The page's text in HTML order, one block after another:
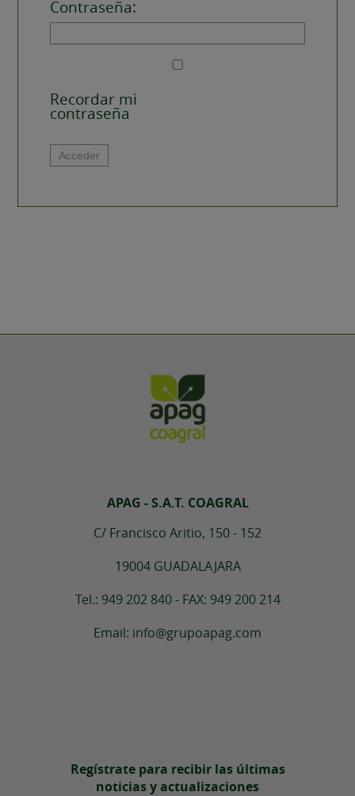
Contraseña:
Recordar mi
contraseña
Alternative:
Acceder
APAG - S.A.T. COAGRAL
C/ Francisco Aritio, 150 - 152
19004 GUADALAJARA
Tel.: 949 202 840 - FAX: 949 200 214
Email: info@grupoapag.com
Regístrate para recibir las últimas
noticias y actualizaciones